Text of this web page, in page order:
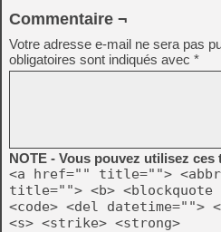
Commentaire ¬
Votre adresse e-mail ne sera pas
obligatoires sont indiqués avec *
NOTE - Vous pouvez utilisez
<a href="" title="">
title=""> <b>
<code> <del datetime="">
<s> <strike> <strong>